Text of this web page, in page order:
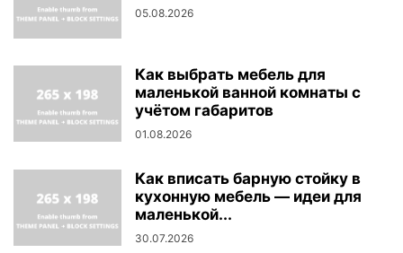
05.08.2026
Как выбрать мебель для
маленькой ванной комнаты с
учётом габаритов
01.08.2026
Как вписать барную стойку в
кухонную мебель — идеи для
маленькой...
30.07.2026